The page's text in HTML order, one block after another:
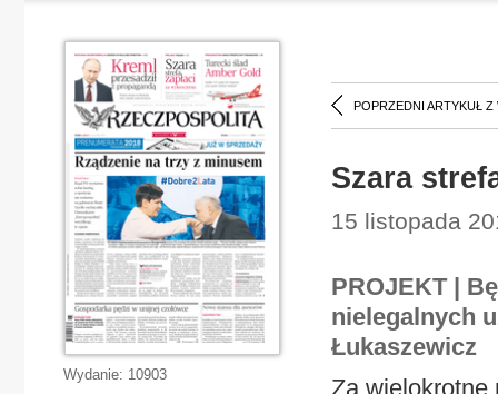
POPRZEDNI ARTYKUŁ Z
Szara
15 listopada
PROJEKT |
nielegalnych
Łukaszewicz
Za wielokrotne
Wydanie: 10903